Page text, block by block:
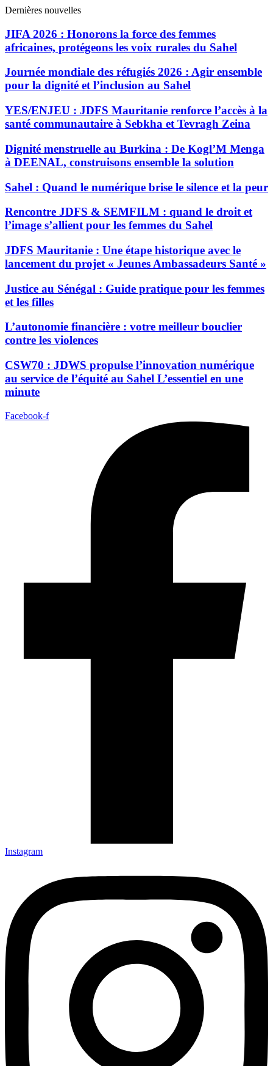
Dernières nouvelles
JIFA 2026 : Honorons la force des femmes
africaines, protégeons les voix rurales du Sahel
Journée mondiale des réfugiés 2026 : Agir ensemble
pour la dignité et l’inclusion au Sahel
YES/ENJEU : JDFS Mauritanie renforce l’accès à la
santé communautaire à Sebkha et Tevragh Zeina
Dignité menstruelle au Burkina : De Kogl’M Menga
à DEENAL, construisons ensemble la solution
Sahel : Quand le numérique brise le silence et la peur
Rencontre JDFS & SEMFILM : quand le droit et
l’image s’allient pour les femmes du Sahel
JDFS Mauritanie : Une étape historique avec le
lancement du projet « Jeunes Ambassadeurs Santé »
Justice au Sénégal : Guide pratique pour les femmes
et les filles
L’autonomie financière : votre meilleur bouclier
contre les violences
CSW70 : JDWS propulse l’innovation numérique
au service de l’équité au Sahel L’essentiel en une
minute
Facebook-f
Instagram